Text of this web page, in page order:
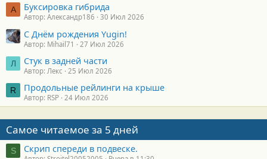
А Буксировка гибрида
Автор: Александр186 30 Июл 2026
С Днём рождения Yugin!
Автор: Mihail71 27 Июл 2026
Л Стук в задней части
Автор: Лекс 25 Июл 2026
R Продольные рейлинги на крыше
Автор: RSP 24 Июл 2026
Самое читаемое за 5 дней
S Скрип спереди в подвеске.